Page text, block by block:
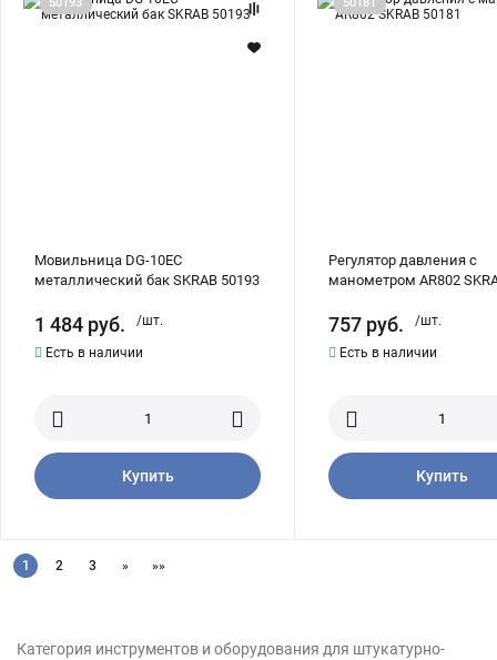
DG-
Мовильница DG-10ЕС
металлический бак SKRAB 50193
1 484 руб. /шт.
Есть в наличии
Купить
давления
Регулятор давления с
манометром AR802
757 руб. /шт.
Есть в наличии
Купить
1 2 3 » »»
Категория инструментов и оборудования для штукатурно-